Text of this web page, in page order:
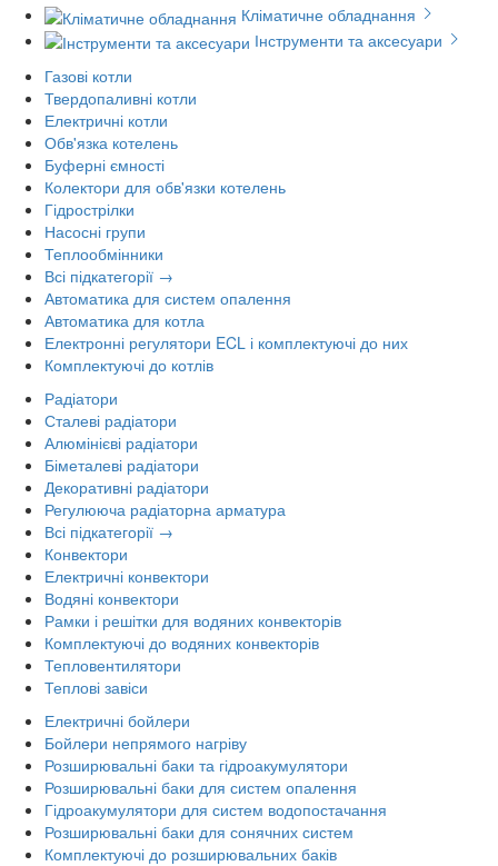
Кліматичне обладнання
Інструменти та аксесуари
Газові котли
Твердопаливні котли
Електричні котли
Обв'язка котелень
Буферні ємності
Колектори для обв'язки котелень
Гідрострілки
Насосні групи
Теплообмінники
Всі підкатегорії →
Автоматика для систем опалення
Автоматика для котла
Електронні регулятори ECL і комплектуючі до них
Комплектуючі до котлів
Радіатори
Сталеві радіатори
Алюмінієві радіатори
Біметалеві радіатори
Декоративні радіатори
Регулююча радіаторна арматура
Всі підкатегорії →
Конвектори
Електричні конвектори
Водяні конвектори
Рамки і решітки для водяних конвекторів
Комплектуючі до водяних конвекторів
Тепловентилятори
Теплові завіси
Електричні бойлери
Бойлери непрямого нагріву
Розширювальні баки та гідроакумулятори
Розширювальні баки для систем опалення
Гідроакумулятори для систем водопостачання
Розширювальні баки для сонячних систем
Комплектуючі до розширювальних баків